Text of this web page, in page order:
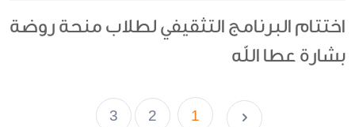
اختتام البرنامج التثقيفي لطلاب منحة روضة
بشارة عطا الله
1
2
3